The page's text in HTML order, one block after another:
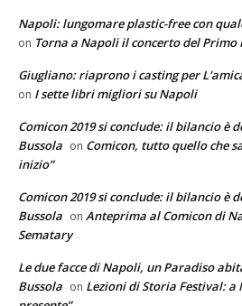
Napoli: lungomare plastic-free con
on Torna a Napoli il concerto del Primo
Giugliano: riaprono i casting per
on I sette libri migliori su Napoli
Comicon 2019 si conclude: il bilancio è
Bussola on Comicon, tutto quello che
inizio”
Comicon 2019 si conclude: il bilancio è
Bussola on Anteprima al Comicon di
Sematary
Le due facce di Napoli, un Paradiso
Bussola on Lezioni di Storia Festival: a